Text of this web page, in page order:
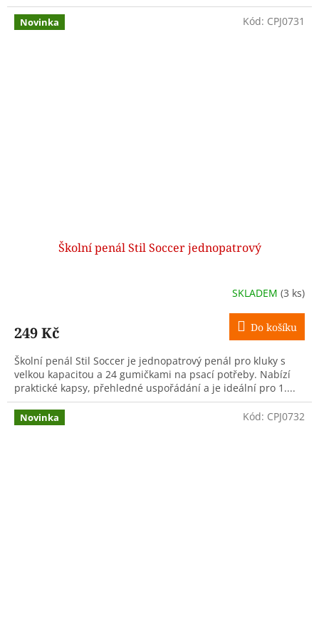
Novinka
Školní penál Stil Soccer jednopatrový
SKLADEM (3 ks)
249 Kč Do košíku
Školní penál Stil Soccer je jednopatrový penál pro kluky s
velkou kapacitou a 24 gumičkami na psací potřeby. Nabízí
praktické kapsy, přehledné uspořádání a je ideální pro 1....
Kód: CPJ0731
Novinka Kód: CPJ0732